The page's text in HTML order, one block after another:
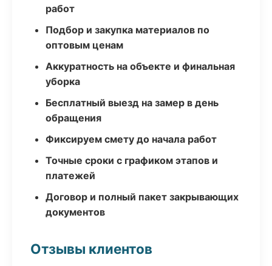
работ
Подбор и закупка материалов по
оптовым ценам
Аккуратность на объекте и финальная
уборка
Бесплатный выезд на замер в день
обращения
Фиксируем смету до начала работ
Точные сроки с графиком этапов и
платежей
Договор и полный пакет закрывающих
документов
Отзывы клиентов